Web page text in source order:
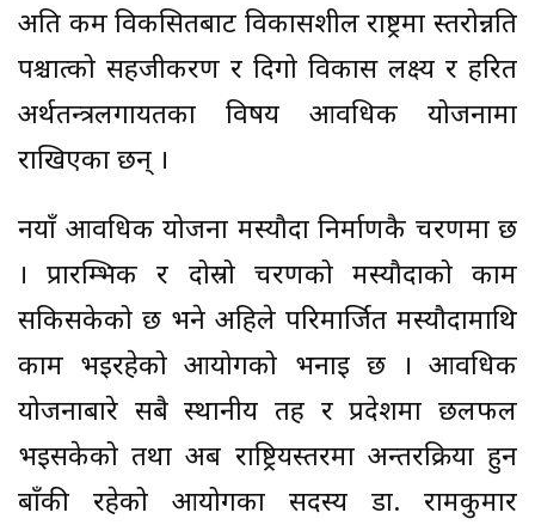
अति कम विकसितबाट विकासशील राष्ट्रमा स्तरोन्नति
पश्चात्को सहजीकरण र दिगो विकास लक्ष्य र हरित
अर्थतन्त्रलगायतका विषय आवधिक योजनामा
राखिएका छन् ।
नयाँ आवधिक योजना मस्यौदा निर्माणकै चरणमा छ
। प्रारम्भिक र दोस्रो चरणको मस्यौदाको काम
सकिसकेको छ भने अहिले परिमार्जित मस्यौदामाथि
काम भइरहेको आयोगको भनाइ छ । आवधिक
योजनाबारे सबै स्थानीय तह र प्रदेशमा छलफल
भइसकेको तथा अब राष्ट्रियस्तरमा अन्तरक्रिया हुन
बाँकी रहेको आयोगका सदस्य डा. रामकुमार